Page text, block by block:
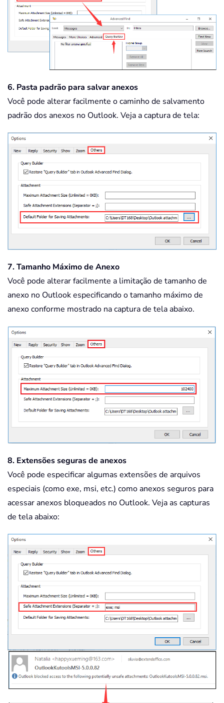
6. Pasta padrão para salvar anexos
Você pode alterar facilmente o caminho de salvamento
padrão dos anexos no Outlook. Veja a captura de tela:
7. Tamanho Máximo de Anexo
Você pode alterar facilmente a limitação de tamanho de
anexo no Outlook especificando o tamanho máximo de
anexo conforme mostrado na captura de tela abaixo.
8. Extensões seguras de anexos
Você pode especificar algumas extensões de arquivos
especiais (como exe, msi, etc.) como anexos seguros para
acessar anexos bloqueados no Outlook. Veja as capturas
de tela abaixo: